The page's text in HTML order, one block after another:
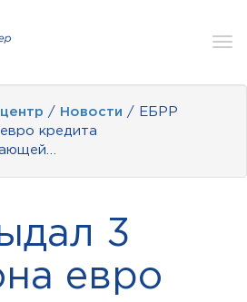
/ Новости / ЕБРР
кредита
3
евро